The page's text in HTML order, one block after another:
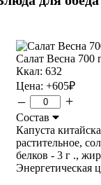
Салат Весна 700
Ккал: 632
Цена: +605₽
– +
Состав
Капуста
растительное,
белков - 3 г .,
Энергетическая